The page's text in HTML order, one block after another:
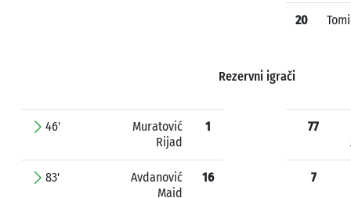
20
Rezervni igrači
46'
Muratović
Rijad
1
83'
Avdanović
Maid
16
77
7